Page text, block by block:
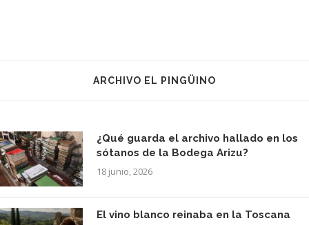
ARCHIVO EL PINGÜINO
¿Qué guarda el archivo hallado en los
sótanos de la Bodega Arizu?
18 junio, 2026
El vino blanco reinaba en la Toscana